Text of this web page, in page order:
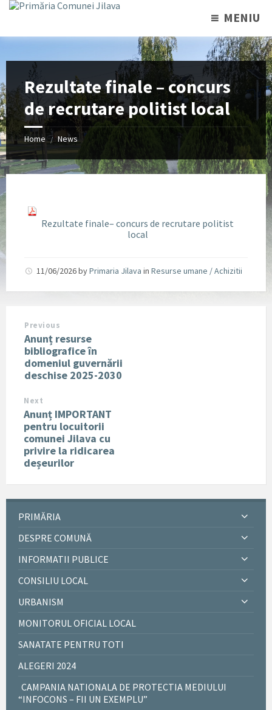
MENIU
Rezultate finale – concurs
de recrutare politist local
Home / News
Rezultate finale– concurs de recrutare politist
local
11/06/2026byPrimaria Jilava in Resurse umane / Achizitii
Previous
Anunț resurse
bibliografice în
domeniul guvernării
deschise 2025-2030
Next
Anunț IMPORTANT
pentru locuitorii
comunei Jilava cu
privire la ridicarea
deșeurilor
PRIMĂRIA
DESPRE COMUNĂ
INFORMATII PUBLICE
CONSILIU LOCAL
URBANISM
MONITORUL OFICIAL LOCAL
SANATATE PENTRU TOTI
ALEGERI 2024
CAMPANIA NATIONALA DE PROTECTIA MEDIULUI
“INFOCONS – FII UN EXEMPLU”